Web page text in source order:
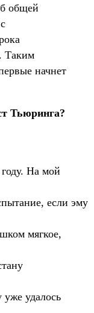
общей
Таким
начнет
Тьюринга?
На мой
если эму
мягкое,
уже удалось